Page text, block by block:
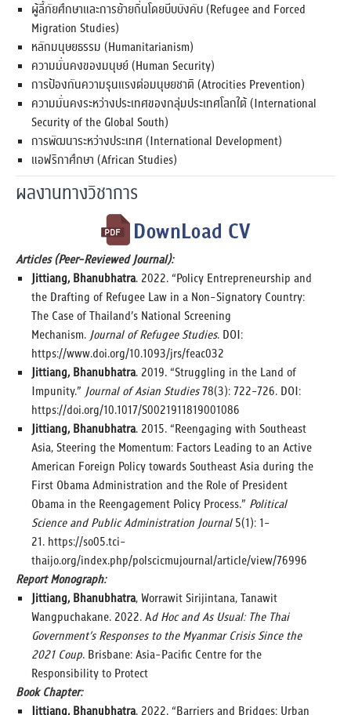
ผู้ลี้ภัยศึกษาและการย้ายถิ่นโดยบีบบังคับ (Refugee and Forced
Migration Studies)
หลักมนุษยธรรม (Humanitarianism)
ความมั่นคงของมนุษย์ (Human Security)
การป้องกันความรุนแรงต่อมนุษยชาติ (Atrocities Prevention)
ความมั่นคงระหว่างประเทศของกลุ่มประเทศโลกใต้ (International
Security of the Global South)
การพัฒนาระหว่างประเทศ (International Development)
แอฟริกาศึกษา (African Studies)
ผลงานทางวิชาการ
Articles (Peer-Reviewed Journal):
Jittiang, Bhanubhatra. 2022. “Policy Entrepreneurship and
the Drafting of Refugee Law in a Non-Signatory Country:
The Case of Thailand’s National Screening
Mechanism. Journal of Refugee Studies. DOI:
https://www.doi.org/10.1093/jrs/feac032
Jittiang, Bhanubhatra. 2019. “Struggling in the Land of
Impunity.” Journal of Asian Studies78(3): 722-726. DOI:
https://doi.org/10.1017/S0021911819001086
Jittiang, Bhanubhatra. 2015. “Reengaging with Southeast
Asia, Steering the Momentum: Factors Leading to an Active
American Foreign Policy towards Southeast Asia during the
First Obama Administration and the Role of President
Obama in the Reengagement Policy Process.” Political
Science and Public Administration Journal5(1): 1-
21. https://so05.tci-
thaijo.org/index.php/polscicmujournal/article/view/76996
Report Monograph:
Jittiang, Bhanubhatra, Worrawit Sirijintana, Tanawit
Wangpuchakane. 2022. Ad Hoc and As Usual: The Thai
Government’s Responses to the Myanmar Crisis Since the
2021 Coup. Brisbane: Asia-Pacific Centre for the
Responsibility to Protect
Book Chapter:
Jittiang, Bhanubhatra. 2022. “Barriers and Bridges: Urban